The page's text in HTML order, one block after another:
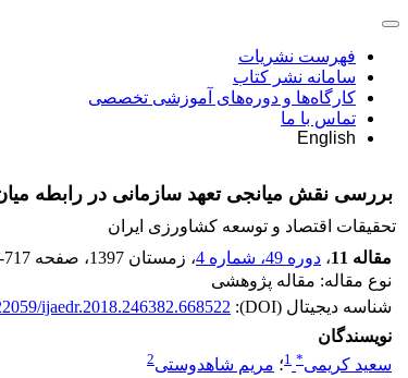
فهرست نشریات
سامانه نشر کتاب
کارگاه‌ها و دوره‌های آموزشی تخصصی
تماس با ما
English
بررسی نقش میانجی تعهد سازمانی در رابطه
تحقیقات اقتصاد و توسعه کشاورزی ایران
مقاله 11
، دوره 49، شماره 4 ، زمستان 1397 ، صفحه 717
نوع مقاله: مقاله پژوهشی
شناسه دیجیتال (DOI):
ijaedr.2018.246382.668522
نویسندگان
سعید کریمی*
1؛ مریم شاهدوستی2